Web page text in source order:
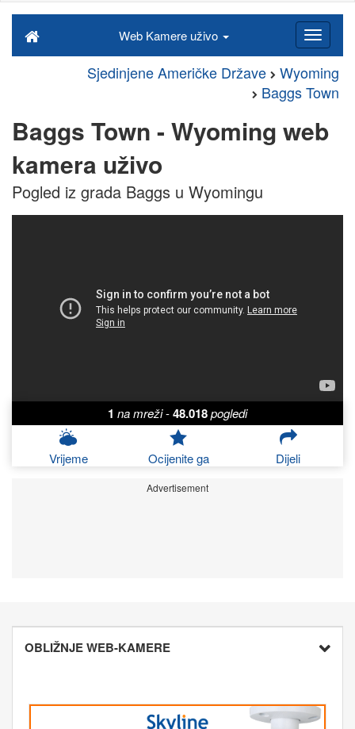
Web Kamere uživo
Sjedinjene Američke Države
Wyoming
Baggs Town
Baggs Town - Wyoming web
kamera uživo
Pogled iz grada Baggs u Wyomingu
1 na mreži-48.018pogledi
Vrijeme Ocijenite ga Dijeli
Advertisement
OBLIŽNJE WEB-KAMERE